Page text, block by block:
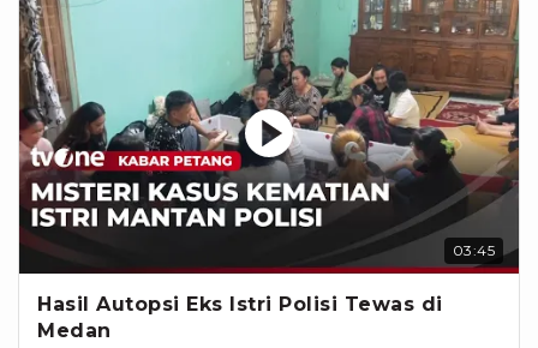
03:45
Hasil Autopsi Eks Istri Polisi Tewas di
Medan